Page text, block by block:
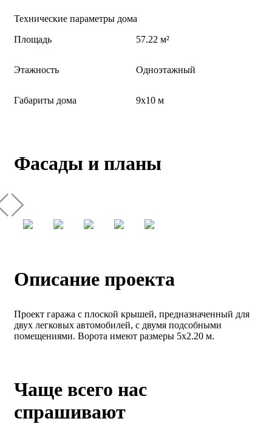
Технические параметры дома
Площадь
57.22 м²
Этажность Одноэтажный
Габариты дома 9х10 м
Фасады и планы
Описание проекта
Проект гаража с плоской крышей, предназначенный для
двух легковых автомобилей, с двумя подсобными
помещениями. Ворота имеют размеры 5x2.20 м.
Чаще всего нас
спрашивают